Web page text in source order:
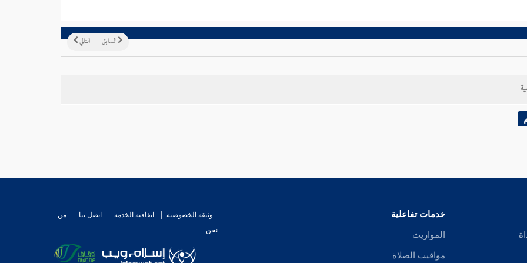
التالي السابق
خدمات تفاعلية
المواريث
مواقيت الصلاة
وثيقة الخصوصية اتفاقية الخدمة اتصل بنا
من
نحن